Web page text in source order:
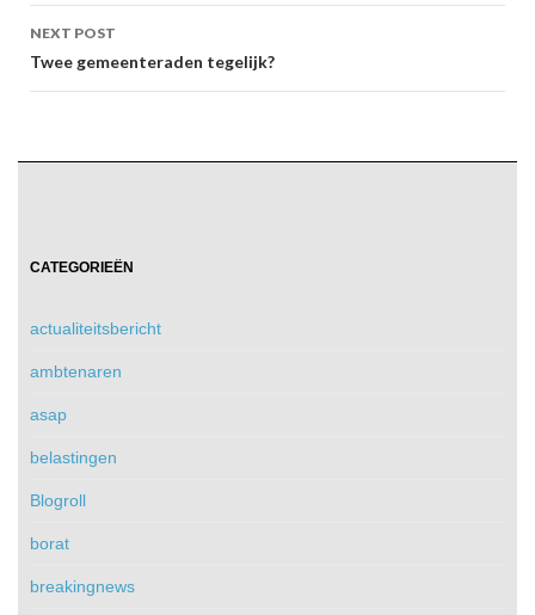
NEXT POST
Twee gemeenteraden tegelijk?
CATEGORIEËN
actualiteitsbericht
ambtenaren
asap
belastingen
Blogroll
borat
breakingnews